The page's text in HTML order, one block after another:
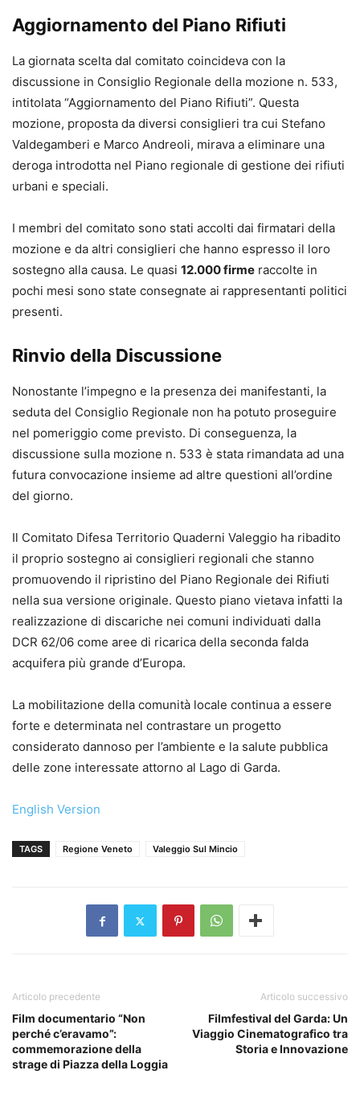
Aggiornamento del Piano Rifiuti
La giornata scelta dal comitato coincideva con la
discussione in Consiglio Regionale della mozione n. 533,
intitolata “Aggiornamento del Piano Rifiuti”. Questa
mozione, proposta da diversi consiglieri tra cui Stefano
Valdegamberi e Marco Andreoli, mirava a eliminare una
deroga introdotta nel Piano regionale di gestione dei rifiuti
urbani e speciali.
I membri del comitato sono stati accolti dai firmatari della
mozione e da altri consiglieri che hanno espresso il loro
sostegno alla causa. Le quasi 12.000 firme raccolte in
pochi mesi sono state consegnate ai rappresentanti politici
presenti.
Rinvio della Discussione
Nonostante l’impegno e la presenza dei manifestanti, la
seduta del Consiglio Regionale non ha potuto proseguire
nel pomeriggio come previsto. Di conseguenza, la
discussione sulla mozione n. 533 è stata rimandata ad una
futura convocazione insieme ad altre questioni all’ordine
del giorno.
Il Comitato Difesa Territorio Quaderni Valeggio ha ribadito
il proprio sostegno ai consiglieri regionali che stanno
promuovendo il ripristino del Piano Regionale dei Rifiuti
nella sua versione originale. Questo piano vietava infatti la
realizzazione di discariche nei comuni individuati dalla
DCR 62/06 come aree di ricarica della seconda falda
acquifera più grande d’Europa.
La mobilitazione della comunità locale continua a essere
forte e determinata nel contrastare un progetto
considerato dannoso per l’ambiente e la salute pubblica
delle zone interessate attorno al Lago di Garda.
English Version
TAGS Regione Veneto Valeggio Sul Mincio
Articolo precedente
Film documentario “Non
perché c’eravamo”:
commemorazione della
strage di Piazza della Loggia
Articolo successivo
Filmfestival del Garda: Un
Viaggio Cinematografico tra
Storia e Innovazione